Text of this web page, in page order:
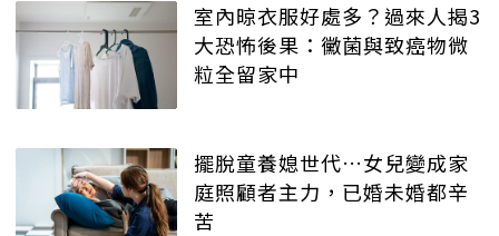
室內晾衣服好處多？過來人揭3
大恐怖後果：黴菌與致癌物微
粒全留家中
擺脫童養媳世代…女兒變成家
庭照顧者主力，已婚未婚都辛
苦